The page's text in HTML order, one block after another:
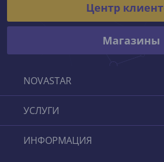
NOVASTAR
УСЛУГИ
ИНФОРМАЦИЯ
Центр
Магазины